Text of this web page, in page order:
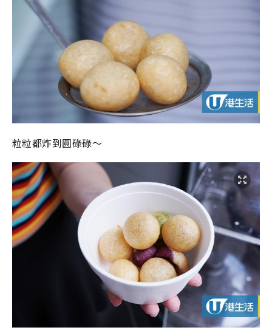
粒粒都炸到圓碌碌～